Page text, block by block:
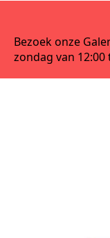
Bezoek onze
zondag van 12:00